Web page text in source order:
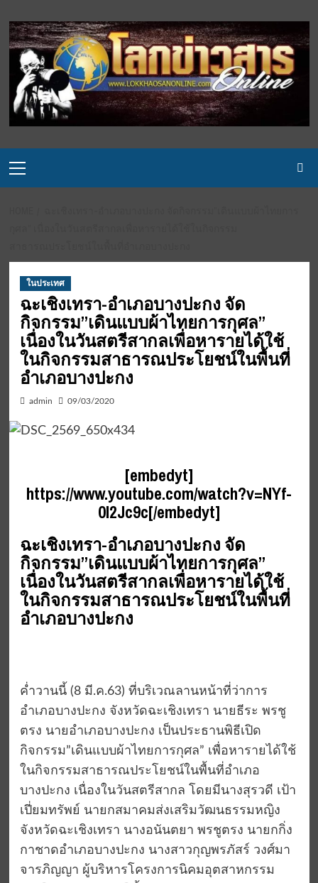
to
content
Menu
ในประเทศ
ฉะเชิงเทรา-อำเภอบางปะกง จัด
กิจกรรม”เดินแบบผ้าไทยการกุศล”
เนื่องในวันสตรีสากลเพื่อหารายได้ใช้
ในกิจกรรมสาธารณประโยชน์ในพื้นที่
อำเภอบางปะกง
admin 09/03/2020
[embedyt]
https://www.youtube.com/watch?v=NYf-
0I2Jc9c[/embedyt]
ฉะเชิงเทรา-อำเภอบางปะกง จัด
กิจกรรม”เดินแบบผ้าไทยการกุศล”
เนื่องในวันสตรีสากลเพื่อหารายได้ใช้
ในกิจกรรมสาธารณประโยชน์ในพื้นที่
อำเภอบางปะกง
ค่ำวานนี้ (8 มี.ค.63) ที่บริเวณลานหน้าที่ว่าการ
อำเภอบางปะกง จังหวัดฉะเชิงเทรา นายธีระ พรชู
ตรง นายอำเภอบางปะกง เป็นประธานพิธีเปิด
กิจกรรม”เดินแบบผ้าไทยการกุศล” เพื่อหารายได้ใช้
ในกิจกรรมสาธารณประโยชน์ในพื้นที่อำเภอ
บางปะกง เนื่องในวันสตรีสากล โดยมีนางสุรวดี เป้า
เปี่ยมทรัพย์ นายกสมาคมส่งเสริมวัฒนธรรมหญิง
จังหวัดฉะเชิงเทรา นางอนันตยา พรชูตรง นายกกิ่ง
กาชาดอำเภอบางปะกง นางสาวกุญพรภัสร์ วงศ์มา
จารภิญญา ผู้บริหารโครงการนิคมอุตสาหกรรม